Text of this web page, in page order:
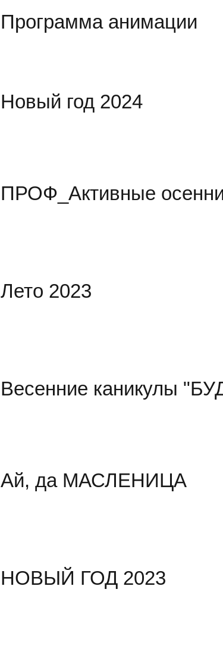
Программа анимации
Новый год 2024
ПРОФ_Активные
Лето 2023
Весенние каникулы
Ай, да МАСЛЕНИЦА
НОВЫЙ ГОД 2023